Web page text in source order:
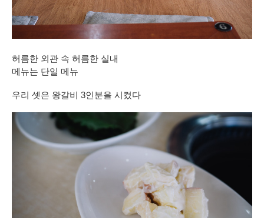
허름한 외관 속 허름한 실내
메뉴는 단일 메뉴
우리 셋은 왕갈비 3인분을 시켰다